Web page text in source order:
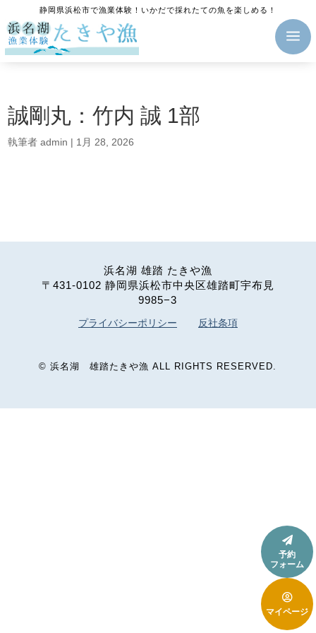
静岡県浜松市で漁業体験！いかだで採れたての魚を楽しめる！
a

予約
フォーム

マイページ
誠剛丸：竹内 誠 1部
執筆者admin | 1月 28, 2026
浜名湖 雄踏 たきや漁
〒431-0102 静岡県浜松市中央区雄踏町宇布見
9985−3
プライバシーポリシー 反社条項
©浜名湖 雄踏たきや漁 ALL RIGHTS RESERVED.